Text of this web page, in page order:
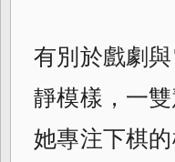
有別於戲劇
靜模樣， 一
她專注下棋